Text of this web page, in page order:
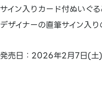
サイン入りカード付ぬいぐ
デザイナーの直筆サイン入
発売日：2026年2月7日(土)